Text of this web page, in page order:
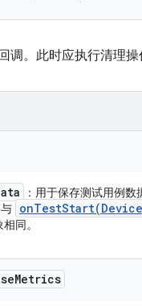
调。此时应执行清理操
：用于保存测试用例数
onTestStart(Device
同。
Metrics